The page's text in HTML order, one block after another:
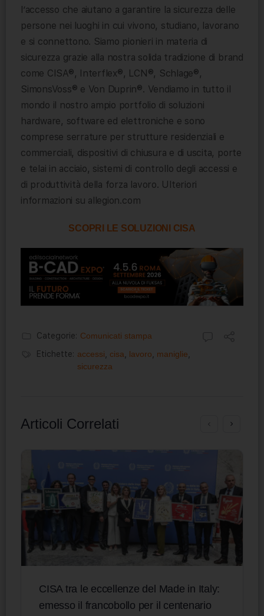
l’accesso che aiutano a garantire la sicurezza delle
persone nei luoghi in cui vivono, studiano, lavorano
e si connettono. Siamo pionieri in materia di
sicurezza grazie alla nostra solida tradizione di brand
come CISA®, Interflex®, LCN®, Schlage®,
SimonsVoss® e Von Duprin®. Vendiamo in tutto il
mondo il nostro ampio portfolio di soluzioni
hardware, software ed elettroniche e sono
comprese serrature per strutture residenziali e
commerciali, dispositivi di chiusura e di uscita, porte
e telai in acciaio, sistemi di controllo degli accessi e
di produttività della forza lavoro. Ulteriori
informazioni su allegion.com
SCOPRI LE SOLUZIONI CISA
Categorie: Comunicati stampa
Etichette: accessi cisa lavoro maniglie
sicurezza
Articoli Correlati
CISA tra le eccellenze del Made in Italy:
emesso il francobollo per il centenario